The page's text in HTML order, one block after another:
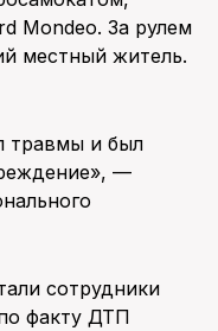
Mondeo. За рулем
местный житель.
травмы и был
—
сотрудники
факту ДТП